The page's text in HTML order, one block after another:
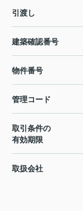
引渡し
建築確認番号
物件番号
管理コード
取引条件の
有効期限
取扱会社